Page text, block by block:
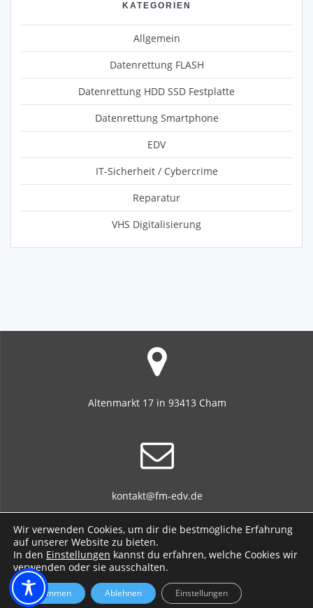
KATEGORIEN
Allgemein
Datenrettung FLASH
Datenrettung HDD SSD Festplatte
Datenrettung Smartphone
EDV
IT-Sicherheit / Cybercrime
Reparatur
VHS Digitalisierung
Altenmarkt 17 in 93413 Cham
kontakt@fm-edv.de
+49 170 701 717 3 / +49 9971 765 496 8
Wir verwenden Cookies, um dir die bestmögliche Erfahrung
auf unserer Website zu bieten.
In den Einstellungen kannst du erfahren, welche Cookies wir
verwenden oder sie ausschalten.
Zustimmen Ablehnen Einstellungen